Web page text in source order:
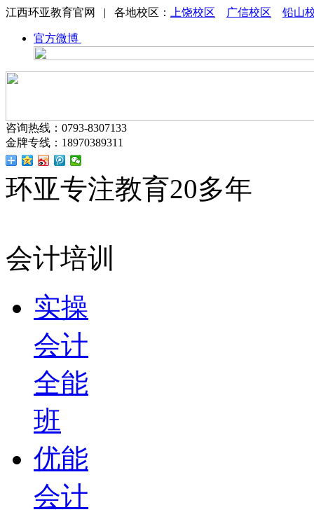
江西环亚教育官网 | 各地校区： 上饶校区 广信校区 铅山
官方微博
咨询热线：0793-8307133
金牌专线：18970389311
环亚专注教育20多年
会计培训
实操
会计
全能
班
优能
会计